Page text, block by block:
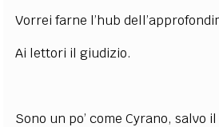
Vorrei farne l’hub
Ai lettori il giudizio.
Sono un po’ come Cyrano, salvo